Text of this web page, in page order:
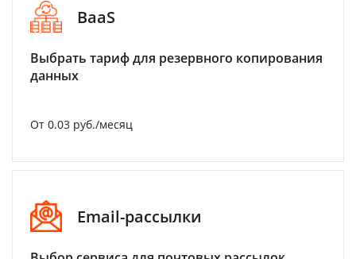
BaaS
Выбрать тариф для резервного копирования
данных
От 0.03 руб./месяц
Email-рассылки